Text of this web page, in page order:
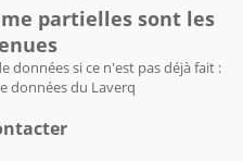
partielles sont les
données si ce n'est pas déjà fait :
données du Laverq